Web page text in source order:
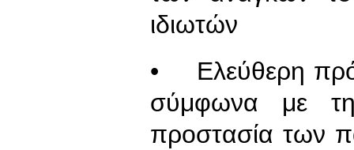
ιδιωτών
• Ελεύθερη
σύμφωνα με
προστασία των